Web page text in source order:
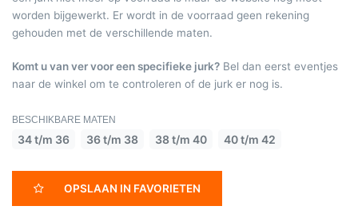
worden bijgewerkt. Er wordt in de voorraad geen rekening
gehouden met de verschillende maten.
Komt u van ver voor een specifieke jurk? Bel dan eerst eventjes
naar de winkel om te controleren of de jurk er nog is.
BESCHIKBARE MATEN
34 t/m 36 36 t/m 38 38 t/m 40 40 t/m 42
OPSLAAN IN FAVORIETEN